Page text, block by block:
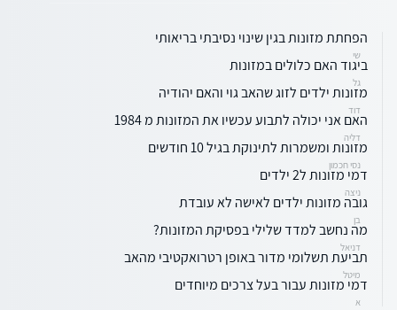
הפחתת מזונות בגין שינוי נסיבתי בריאותי
שי
ביגוד האם כלולים במזונות
גל
מזונות ילדים לזוג שהאב גוי והאם יהודיה
דוד
האם אני יכולה לתבוע עכשיו את המזונות מ 1984
דליה
מזונות ומשמרות לתינוקת בגיל 10 חודשים
נסי חכמון
דמי מזונות ל2 ילדים
ניצה
גובה מזונות ילדים לאישה לא עובדת
בן
מה נחשב למדד שלילי בפסיקת המזונות?
דניאל
תביעת תשלומי מדור באופן רטרואקטיבי מהאב
מיטל
דמי מזונות עבור בעל צרכים מיוחדים
א